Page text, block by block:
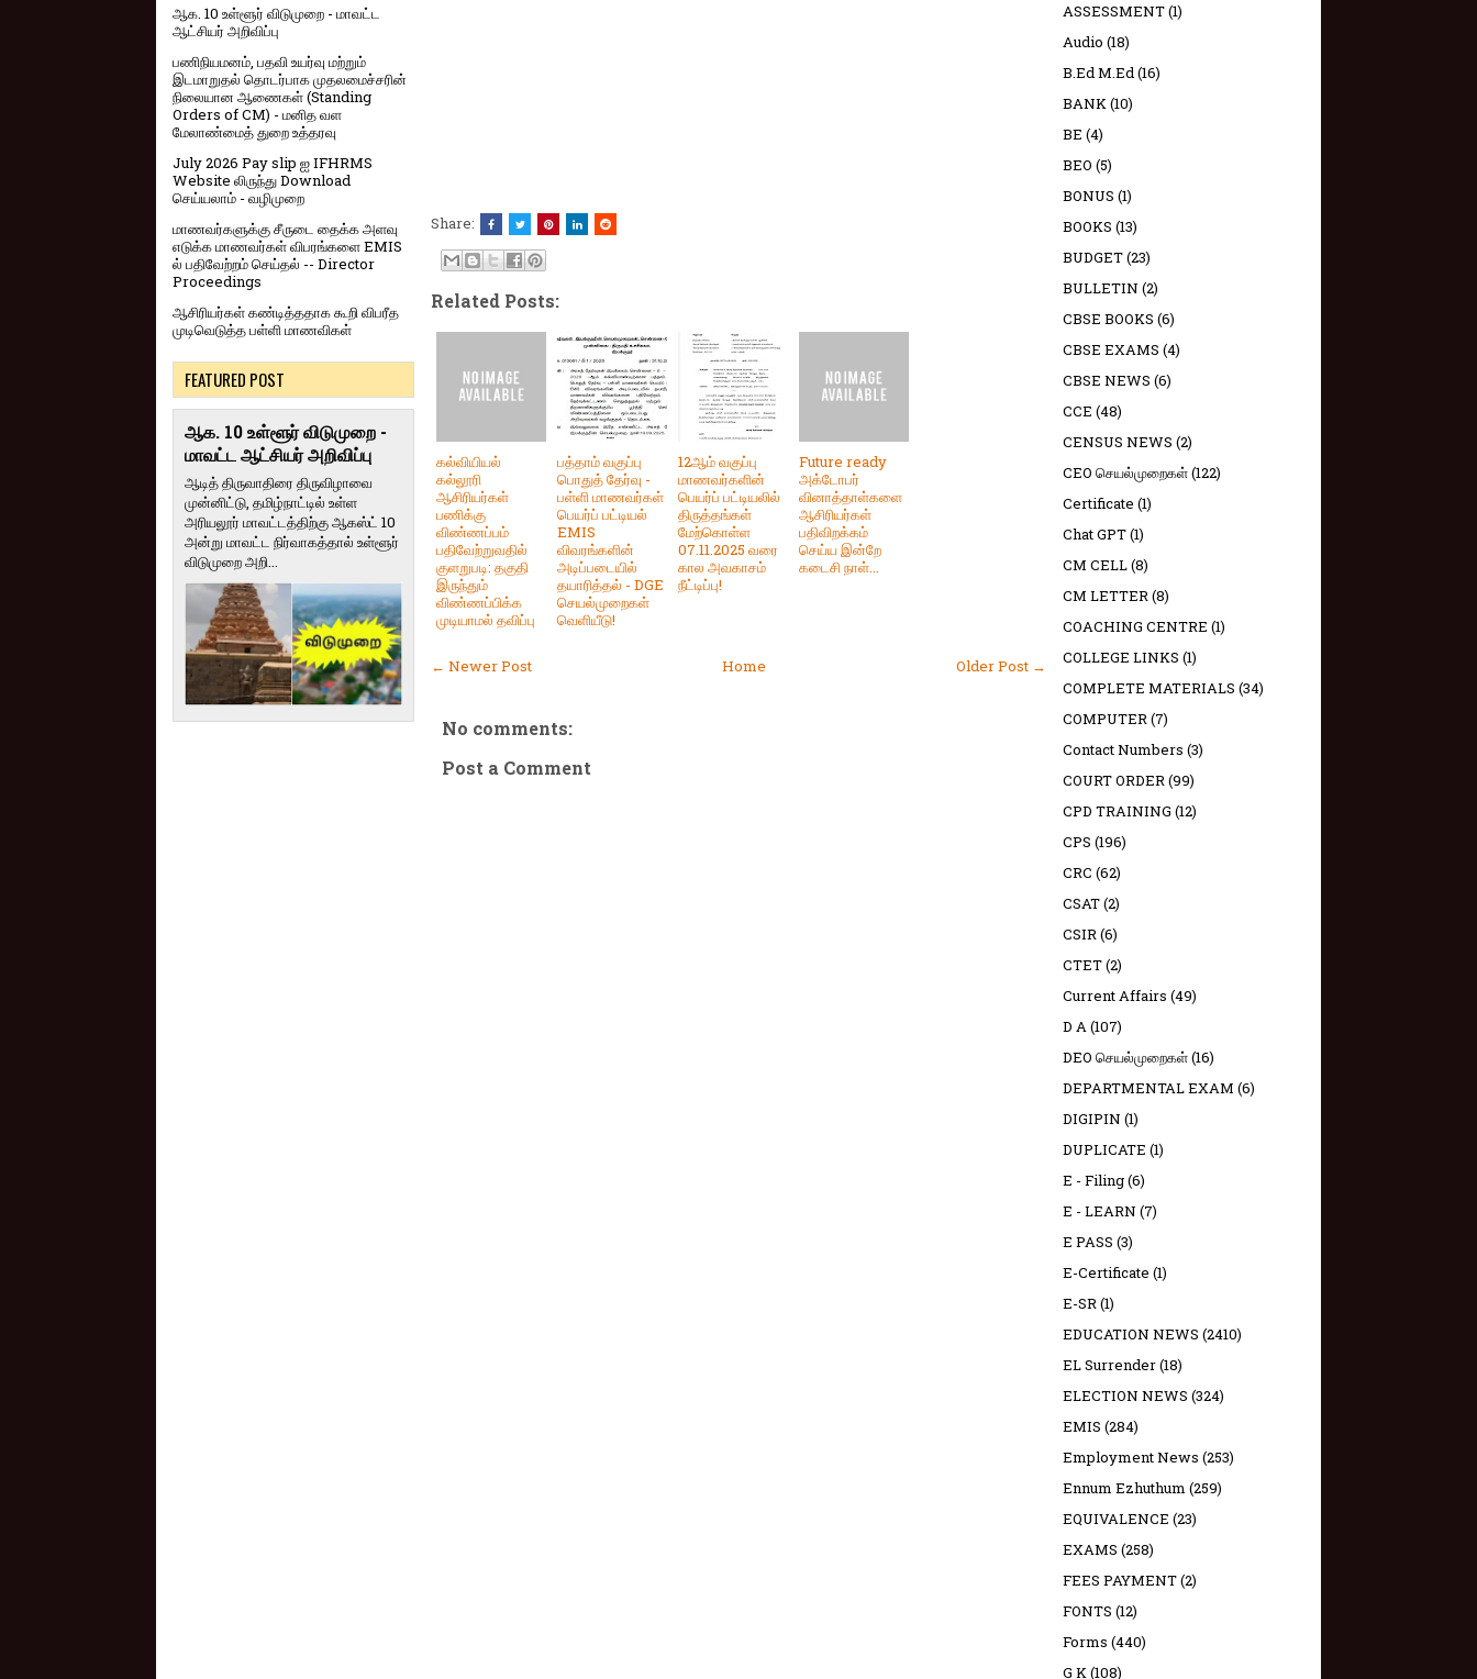
Share:
Related Posts:
கல்வியியல்
கல்லூரி
ஆசிரியர்கள்
பணிக்கு
விண்ணப்பம்
பதிவேற்றுவதில்
குளறுபடி: தகுதி
இருந்தும்
விண்ணப்பிக்க
முடியாமல் தவிப்பு
பத்தாம் வகுப்பு
பொதுத் தேர்வு -
பள்ளி மாணவர்கள்
பெயர்ப் பட்டியல்
EMIS
விவரங்களின்
அடிப்படையில்
தயாரித்தல் - DGE
செயல்முறைகள்
வெளியீடு!
12ஆம் வகுப்பு
மாணவர்களின்
பெயர்ப் பட்டியலில்
திருத்தங்கள்
மேற்கொள்ள
07.11.2025 வரை
கால அவகாசம்
நீட்டிப்பு!
Future ready
அக்டோபர்
வினாத்தாள்களை
ஆசிரியர்கள்
பதிவிறக்கம்
செய்ய இன்றே
கடைசி நாள்...
← Newer Post Older Post →
Home
No comments:
Post a Comment
ஆக. 10 உள்ளூர் விடுமுறை - மாவட்ட
ஆட்சியர் அறிவிப்பு
பணிநியமனம், பதவி உயர்வு மற்றும்
இடமாறுதல் தொடர்பாக முதலமைச்சரின்
நிலையான ஆணைகள் (Standing
Orders of CM) - மனித வள
மேலாண்மைத் துறை உத்தரவு
July 2026 Pay slip ஐ IFHRMS
Website லிருந்து Download
செய்யலாம் - வழிமுறை
மாணவர்களுக்கு சீருடை தைக்க அளவு
எடுக்க மாணவர்கள் விபரங்களை EMIS
ல் பதிவேற்றம் செய்தல் -- Director
Proceedings
ஆசிரியர்கள் கண்டித்ததாக கூறி விபரீத
முடிவெடுத்த பள்ளி மாணவிகள்
FEATURED POST
ஆக. 10 உள்ளூர் விடுமுறை -
மாவட்ட ஆட்சியர் அறிவிப்பு
ஆடித் திருவாதிரை திருவிழாவை
முன்னிட்டு, தமிழ்நாட்டில் உள்ள
அரியலூர் மாவட்டத்திற்கு ஆகஸ்ட் 10
அன்று மாவட்ட நிர்வாகத்தால் உள்ளூர்
விடுமுறை அறி...
ASSESSMENT(1)
Audio (18)
B.Ed M.Ed(16)
BANK(10)
BE (4)
BEO (5)
BONUS (1)
BOOKS (13)
BUDGET(23)
BULLETIN (2)
CBSE BOOKS (6)
CBSE EXAMS (4)
CBSE NEWS (6)
CCE (48)
CENSUS NEWS (2)
CEO செயல்முறைகள்(122)
Certificate (1)
Chat GPT(1)
CM CELL(8)
CM LETTER(8)
COACHING CENTRE (1)
COLLEGE LINKS (1)
COMPLETE MATERIALS (34)
COMPUTER(7)
Contact Numbers (3)
COURT ORDER(99)
CPD TRAINING (12)
CPS (196)
CRC (62)
CSAT(2)
CSIR(6)
CTET(2)
Current Affairs (49)
D A(107)
DEO செயல்முறைகள்(16)
DEPARTMENTAL EXAM (6)
DIGIPIN (1)
DUPLICATE (1)
E - Filing(6)
E - LEARN (7)
E PASS (3)
E-Certificate (1)
E-SR(1)
EDUCATION NEWS (2410)
EL Surrender(18)
ELECTION NEWS (324)
EMIS (284)
Employment News (253)
Ennum Ezhuthum (259)
EQUIVALENCE (23)
EXAMS (258)
FEES PAYMENT(2)
FONTS (12)
Forms (440)
G K(108)